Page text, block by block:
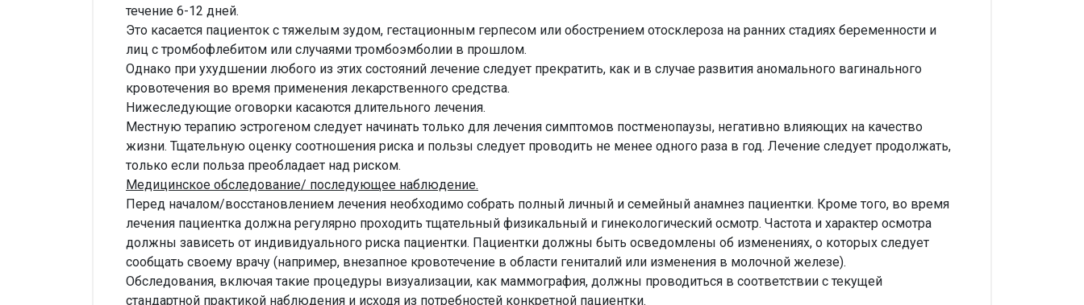
течение 6-12 дней.
Это касается пациенток с тяжелым зудом, гестационным герпесом или обострением отосклероза на ранних стадиях беременности и
лиц с тромбофлебитом или случаями тромбоэмболии в прошлом.
Однако при ухудшении любого из этих состояний лечение следует прекратить, как и в случае развития аномального вагинального
кровотечения во время применения лекарственного средства.
Нижеследующие оговорки касаются длительного лечения.
Местную терапию эстрогеном следует начинать только для лечения симптомов постменопаузы, негативно влияющих на качество
жизни. Тщательную оценку соотношения риска и пользы следует проводить не менее одного раза в год. Лечение следует продолжать,
только если польза преобладает над риском.
Медицинское обследование/ последующее наблюдение.
Перед началом/восстановлением лечения необходимо собрать полный личный и семейный анамнез пациентки. Кроме того, во время
лечения пациентка должна регулярно проходить тщательный физикальный и гинекологический осмотр. Частота и характер осмотра
должны зависеть от индивидуального риска пациентки. Пациентки должны быть осведомлены об изменениях, о которых следует
сообщать своему врачу (например, внезапное кровотечение в области гениталий или изменения в молочной железе).
Обследования, включая такие процедуры визуализации, как маммография, должны проводиться в соответствии с текущей
стандартной практикой наблюдения и исходя из потребностей конкретной пациентки.